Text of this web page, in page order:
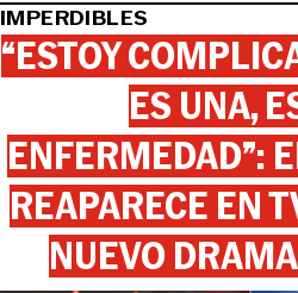
IMPERDIBLES
“ESTOY
ES UNA,
ENFERMEDAD”:
REAPARECE EN
NUEVO